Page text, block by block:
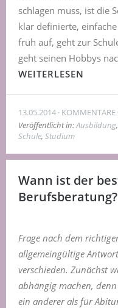
schlagen muss, ist die
klar definierte,
früh auf, geht zur
geht seinen Hobbys
WEITERLESEN
13.05.2014 KOMMENTARE
Veröffentlicht in:Ausbildung,
Schule, Studium
Wann ist der
Berufsberatung?
Frage nach dem
allgemeingültige
verschieden. Zunächst
abhängig machen,
ein anderer als für